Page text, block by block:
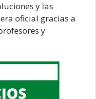
y las
oficial gracias a
y